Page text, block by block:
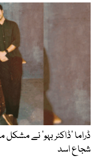
ڈراما ’ڈاکٹر بہو‘ نے
شجاع اسد